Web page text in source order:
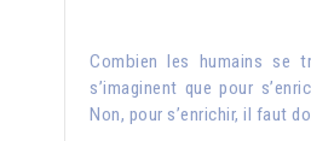
Combien les humains se
s’imaginent que pour
Non, pour s’enrichir, il faut